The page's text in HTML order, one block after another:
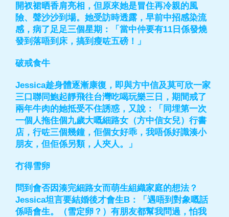
開衩裙晒香肩亮相，但原來她是冒住再冷親的風
險、聲沙沙到場。她受訪時透露，早前中招感染流
感，病了足足三個星期：「當中仲要有11日係發燒
發到落唔到床，搞到瘦咗五磅！」
破戒食牛
Jessica趁身體逐漸康復，即與方中信及莫可欣一家
三口聯同鮑起靜飛往台灣吃喝玩樂三日，期間戒了
兩年牛肉的她抵受不住誘惑，又說：「同埋第一次
一個人拖住個九歲大嘅細路女（方中信女兒）行書
店，行咗三個幾鐘，佢個女好乖，我唔係好識湊小
朋友，但佢係另類，人夾人。」
冇得雪卵
問到會否因湊完細路女而萌生組織家庭的想法？
Jessica坦言要結婚後才會生B：「遇唔到對象嘅話
係唔會生。（雪定卵？）有朋友都幫我問過，怕我